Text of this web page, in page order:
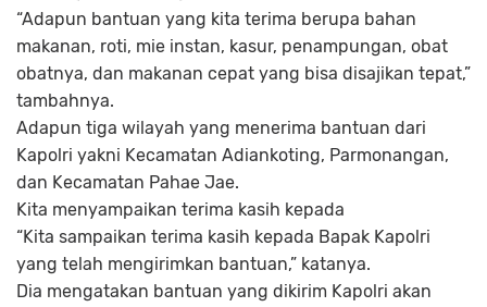
“Adapun bantuan yang kita terima berupa bahan
makanan, roti, mie instan, kasur, penampungan, obat
obatnya, dan makanan cepat yang bisa disajikan tepat,”
tambahnya.
Adapun tiga wilayah yang menerima bantuan dari
Kapolri yakni Kecamatan Adiankoting, Parmonangan,
dan Kecamatan Pahae Jae.
Kita menyampaikan terima kasih kepada
“Kita sampaikan terima kasih kepada Bapak Kapolri
yang telah mengirimkan bantuan,” katanya.
Dia mengatakan bantuan yang dikirim Kapolri akan